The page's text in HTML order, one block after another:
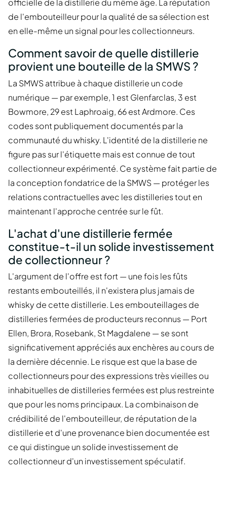
officielle de la distillerie du même âge. La réputation
de l'embouteilleur pour la qualité de sa sélection est
en elle-même un signal pour les collectionneurs.
Comment savoir de quelle distillerie
provient une bouteille de la SMWS ?
La SMWS attribue à chaque distillerie un code
numérique — par exemple, 1 est Glenfarclas, 3 est
Bowmore, 29 est Laphroaig, 66 est Ardmore. Ces
codes sont publiquement documentés par la
communauté du whisky. L'identité de la distillerie ne
figure pas sur l'étiquette mais est connue de tout
collectionneur expérimenté. Ce système fait partie de
la conception fondatrice de la SMWS — protéger les
relations contractuelles avec les distilleries tout en
maintenant l'approche centrée sur le fût.
L'achat d'une distillerie fermée
constitue-t-il un solide investissement
de collectionneur ?
L'argument de l'offre est fort — une fois les fûts
restants embouteillés, il n'existera plus jamais de
whisky de cette distillerie. Les embouteillages de
distilleries fermées de producteurs reconnus — Port
Ellen, Brora, Rosebank, St Magdalene — se sont
significativement appréciés aux enchères au cours de
la dernière décennie. Le risque est que la base de
collectionneurs pour des expressions très vieilles ou
inhabituelles de distilleries fermées est plus restreinte
que pour les noms principaux. La combinaison de
crédibilité de l'embouteilleur, de réputation de la
distillerie et d'une provenance bien documentée est
ce qui distingue un solide investissement de
collectionneur d'un investissement spéculatif.